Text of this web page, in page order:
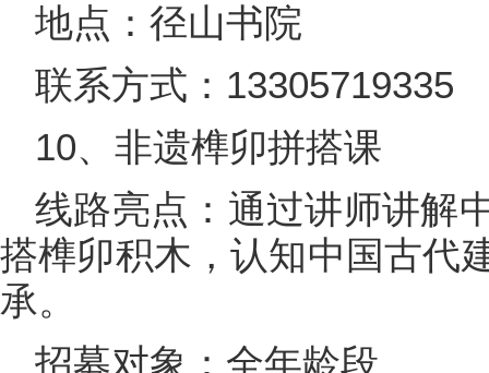
地点：径山书院
联系方式：13305719335
10、非遗榫卯拼搭课
线路亮点：通过讲师讲解
搭榫卯积木，认知中国古代
承。
招募对象：全年龄段